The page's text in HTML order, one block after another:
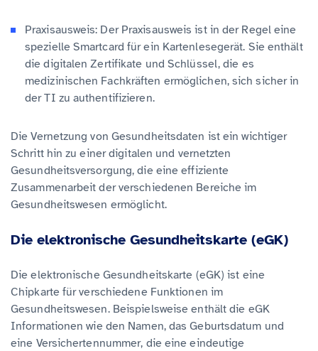
Praxisausweis: Der Praxisausweis ist in der Regel eine
spezielle Smartcard für ein Kartenlesegerät. Sie enthält
die digitalen Zertifikate und Schlüssel, die es
medizinischen Fachkräften ermöglichen, sich sicher in
der TI zu authentifizieren.
Die Vernetzung von Gesundheitsdaten ist ein wichtiger
Schritt hin zu einer digitalen und vernetzten
Gesundheitsversorgung, die eine effiziente
Zusammenarbeit der verschiedenen Bereiche im
Gesundheitswesen ermöglicht.
Die elektronische Gesundheitskarte (eGK)
Die elektronische Gesundheitskarte (eGK) ist eine
Chipkarte für verschiedene Funktionen im
Gesundheitswesen. Beispielsweise enthält die eGK
Informationen wie den Namen, das Geburtsdatum und
eine Versichertennummer, die eine eindeutige